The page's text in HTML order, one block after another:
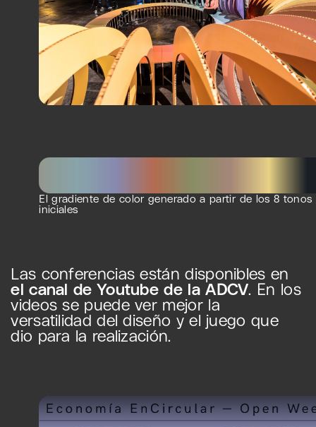
El gradiente de color generado a partir de los 8 tonos
iniciales
Las conferencias están disponibles en
el canal de Youtube de la ADCV. En los
videos se puede ver mejor la
versatilidad del diseño y el juego que
dio para la realización.